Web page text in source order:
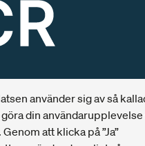
varit huvudsponsor för
SEC-T ända från start.
använder sig av så
göra din användarupplevelse
att klicka på ”Ja”